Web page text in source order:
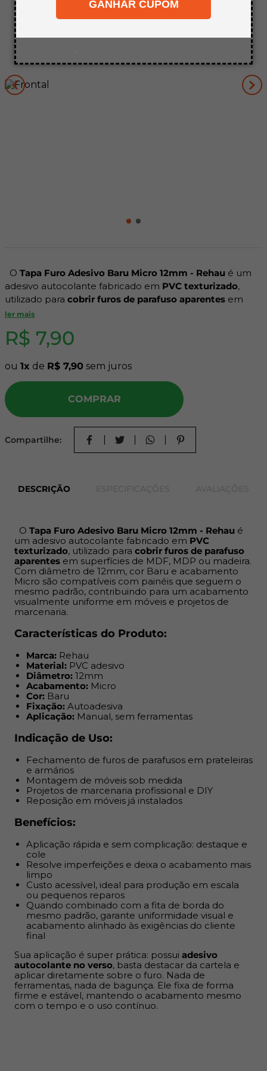
GANHAR CUPOM
.
O Tapa Furo Adesivo Baru Micro 12mm - Rehau é um
adesivo autocolante fabricado em PVC texturizado,
utilizado para cobrir furos de parafuso aparentes em
superfícies de MDF, MDP ou madeira. Com diâmetro de
com painéis que seguem o mesmo padrão,
uniforme em móveis e projetos de marcenaria.
Características do Produto:
Marca:Rehau
PVC adesivo
Diâmetro:
12mm
Acabamento:Micro
Autoadesiva
Aplicação:Manual, sem ferramentas
Fechamento de furos de parafusos em prateleiras e
armários
Montagem de móveis sob medida
Projetos de marcenaria profissional e DIY
Reposição em móveis já instalados
Resolve imperfeições e deixa o acabamento mais
limpo
Custo acessível, ideal para produção em escala ou
pequenos reparos
Quando combinado com a fita de borda do mesmo
alinhado às exigências do cliente final
Sua aplicação é super prática: possuiadesivo
autocolante no verso , basta destacar da cartela e
aplicar diretamente sobre o furo. Nada de ferramentas,
nada de bagunça. Ele fixa de forma firme e estável,
mantendo o acabamento mesmo com o tempo e o uso
contínuo.
ler mais
R$ 7,90
ou 1 de R$ 7,90 sem juros
COMPRAR
Compartilhe:
DESCRIÇÃO
O Tapa Furo Adesivo Baru Micro 12mm - Rehau é
um adesivo autocolante fabricado em PVC
texturizado, utilizado para cobrir furos de parafuso
aparentes em superfícies de MDF, MDP ou madeira.
Com diâmetro de 12mm, cor Baru e acabamento
Micro são compatíveis com painéis que seguem o
mesmo padrão, contribuindo para um acabamento
visualmente uniforme em móveis e projetos de
marcenaria.
Características do Produto:
Marca: Rehau
Material: PVC adesivo
Diâmetro: 12mm
Acabamento: Micro
Cor: Baru
Fixação: Autoadesiva
Aplicação: Manual, sem ferramentas
Indicação de Uso:
Fechamento de furos de parafusos em prateleiras
e armários
Montagem de móveis sob medida
Projetos de marcenaria profissional e DIY
Reposição em móveis já instalados
Benefícios:
Aplicação rápida e sem complicação: destaque e
cole
Resolve imperfeições e deixa o acabamento mais
limpo
Custo acessível, ideal para produção em escala
ou pequenos reparos
Quando combinado com a fita de borda do
mesmo padrão, garante uniformidade visual e
acabamento alinhado às exigências do cliente
final
Sua aplicação é super prática: possui adesivo
autocolante no verso, basta destacar da cartela e
aplicar diretamente sobre o furo. Nada de
ferramentas, nada de bagunça. Ele fixa de forma
firme e estável, mantendo o acabamento mesmo
com o tempo e o uso contínuo.